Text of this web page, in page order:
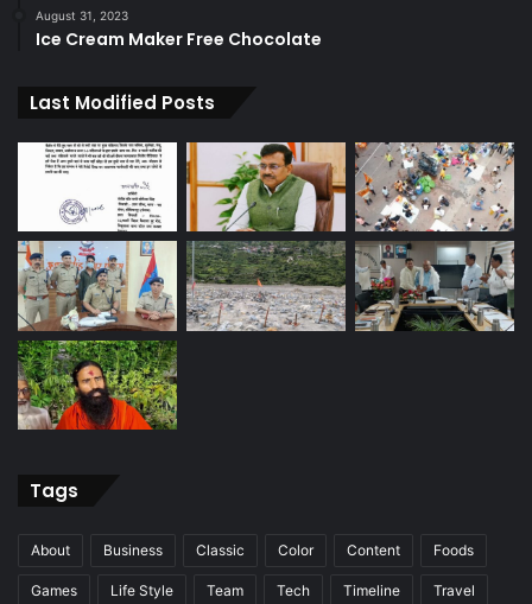
August 31, 2023
Ice Cream Maker Free Chocolate
Last Modified Posts
Tags
About Business Classic Color Content Foods
Games Life Style Team Tech Timeline Travel